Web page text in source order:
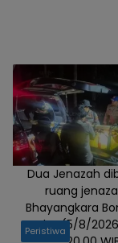
Dua Jenazah
ruang
Bhayangkara
Rabu (5/8/
Peristiwa